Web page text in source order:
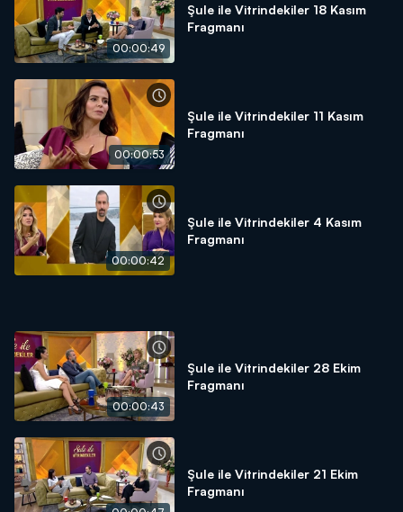
00:00:49
Şule ile Vitrindekiler 18 Kasım
Fragmanı
00:00:53
Şule ile Vitrindekiler 11 Kasım
Fragmanı
00:00:42
Şule ile Vitrindekiler 4 Kasım
Fragmanı
00:00:43
Şule ile Vitrindekiler 28 Ekim
Fragmanı
Şule ile Vitrindekiler 21 Ekim
Fragmanı